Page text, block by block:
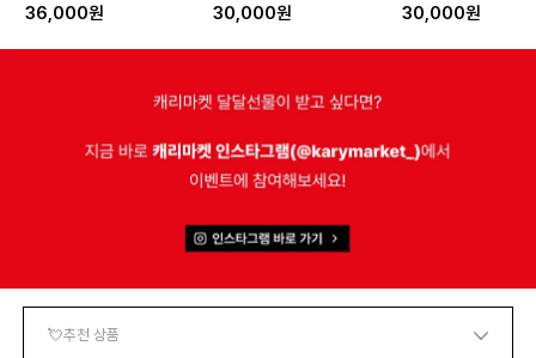
36,000원
30,000원
30,000원